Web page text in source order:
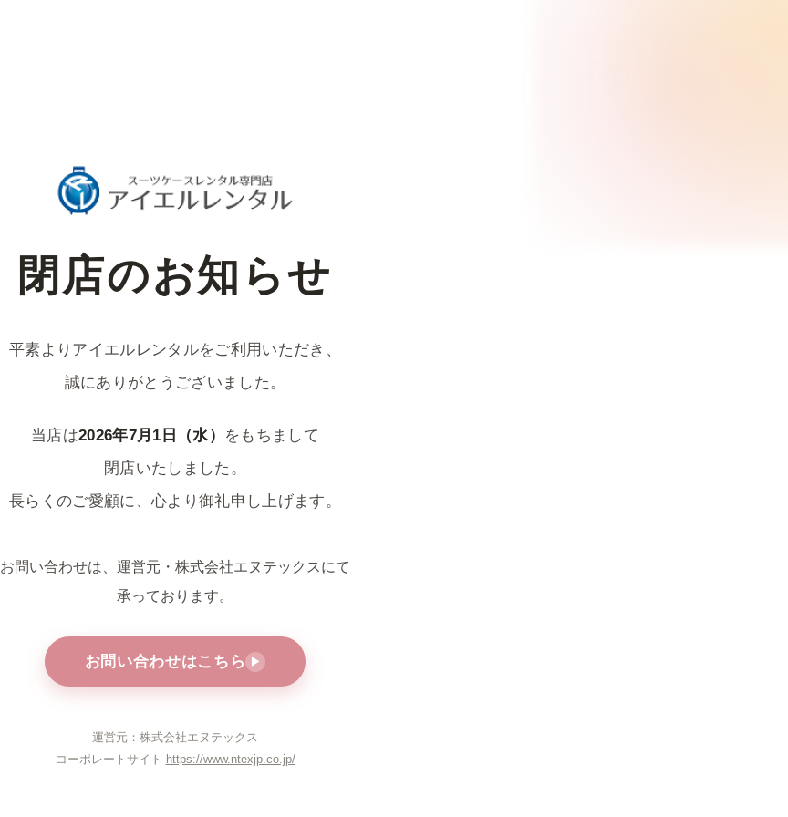
閉店のお知らせ
平素よりアイエルレンタルをご利用いただき、
誠にありがとうございました。
当店は2026年7月1日（水）
をもちまして
閉店いたしました。
長らくのご愛顧に、心より御礼申し上げます。
お問い合わせは、運営元・株式会社エヌテックスにて
承っております。
お問い合わせはこちら ▶
運営元：株式会社エヌテックス
コーポレートサイト https://www.ntexjp.co.jp/